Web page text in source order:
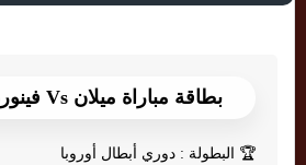
بطاقة مباراة ميلان Vs فينورد
🏆 البطولة : دوري أبطال أوروبا